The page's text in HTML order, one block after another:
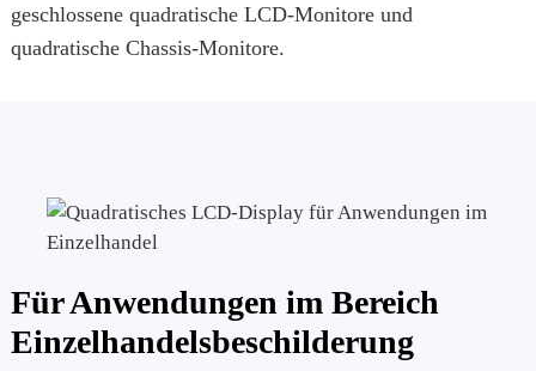
geschlossene quadratische LCD-Monitore und
quadratische Chassis-Monitore.
Für Anwendungen im Bereich
Einzelhandelsbeschilderung